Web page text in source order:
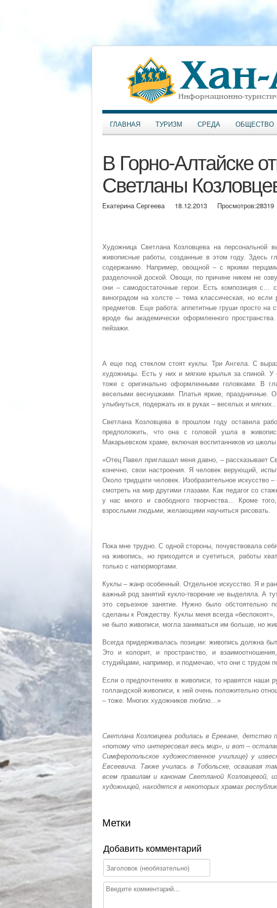
ГЛАВНАЯ ТУРИЗМ СРЕДА ОБЩЕСТВО
В Горно-Алтайске
Светланы
Екатерина Сергеева 18.12.2013 Просмотров:28319
Художница Светлана Козловцева на персональной
живописные работы, созданные в этом году. Здесь
содержанию. Например, овощной – с яркими
разделочной доской. Овощи, по причине никем не
они – самодостаточные герои. Есть композиция с…
виноградом на холсте – тема классическая, но
предметов. Еще работа: аппетитные груши просто на
вроде бы академически оформленного
пейзажи.
А еще под стеклом стоят куклы. Три Ангела. С
художницы. Есть у них и мягкие крылья за спиной. У
тоже с оригинально оформленными головками. В
веселыми веснушками. Платья яркие, праздничные.
улыбнуться, подержать их в руках – веселых и
Светлана Козловцева в прошлом году оставила
предположить, что она с головой ушла в
Макарьевском храме, включая воспитанников из
«Отец Павел приглашал меня давно, – рассказывает
конечно, свои настроения. Я человек верующий,
Около тридцати человек. Изобразительное искусство
смотреть на мир другими глазами. Как педагог со
у нас много и свободного творчества… Кроме
взрослыми людьми, желающими научиться рисовать.
Пока мне трудно. С одной стороны, почувствовала
на живопись, но приходится и суетиться, работы
только с натюрмортами.
Куклы – жанр особенный. Отдельное искусство. Я и
важный род занятий кукло-творение не выделяла. А
это серьезное занятие. Нужно было обстоятельно
сделаны к Рождеству. Куклы меня всегда
не было живописи, могла заниматься им больше, но
Всегда придерживалась позиции: живопись должна
Это и колорит, и пространство, и
студийцами, например, и подмечаю, что они с трудом
Если о предпочтениях в живописи, то нравятся наши
голландской живописи, к ней очень положительно
– тоже. Многих художников люблю…»
Светлана Козловцева родилась в Ереване,
«потому что интересовал весь мир», и вот –
Симферопольское художественное училище) у
Евсеевича. Также училась в Тобольске, осваивая
всем правилам и канонам Светланой Козловцевой,
художницей, находятся в некоторых храмах
Метки
Добавить комментарий